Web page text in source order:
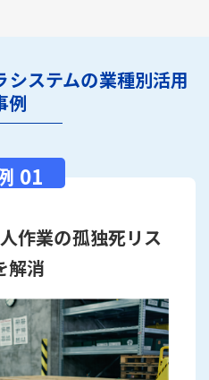
ステムの業種別活用
例
作業の孤独死リス
解消